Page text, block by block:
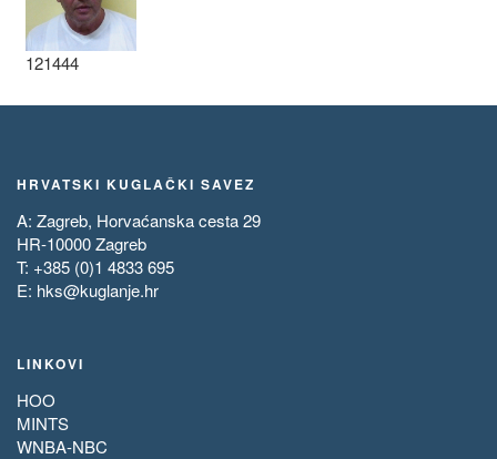
121444
HRVATSKI KUGLAČKI SAVEZ
A: Zagreb, Horvaćanska cesta 29
HR-10000 Zagreb
T: +385 (0)1 4833 695
E: hks@kuglanje.hr
LINKOVI
HOO
MINTS
WNBA-NBC